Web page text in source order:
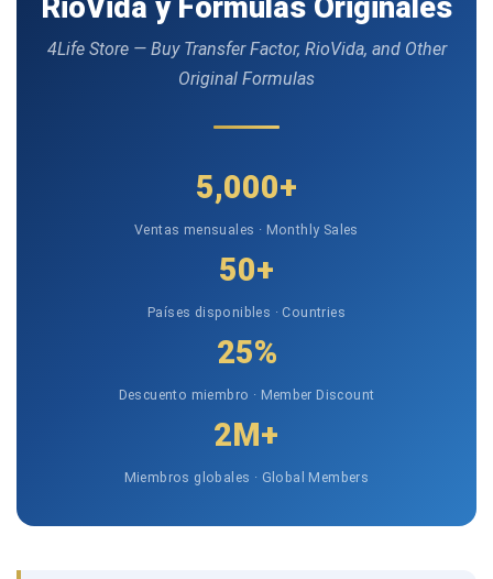
RioVida y Fórmulas Originales
4Life Store — Buy Transfer Factor, RioVida, and Other
Original Formulas
5,000+
Ventas mensuales · Monthly Sales
50+
Países disponibles · Countries
25%
Descuento miembro · Member Discount
2M+
Miembros globales · Global Members